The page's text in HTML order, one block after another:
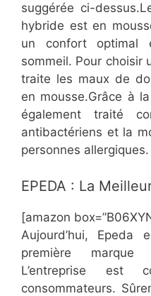
suggérée ci-
hybride est en
un confort
sommeil. Pour choisir
traite les maux de
en mousse.Grâce à
également traité
antibactériens et la
personnes allergiques.
​EPEDA : La
[amazon
Aujourd’hui, Epeda
première
L’entreprise est
consommateurs.